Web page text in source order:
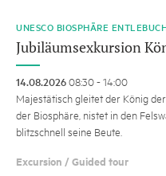
UNESCO BIOSPHÄRE
Jubiläumsexkursion
14.08.202608:30 - 14:00
Majestätisch gleitet der König
der Biosphäre, nistet in den
blitzschnell seine Beute.
Excursion / Guided tour